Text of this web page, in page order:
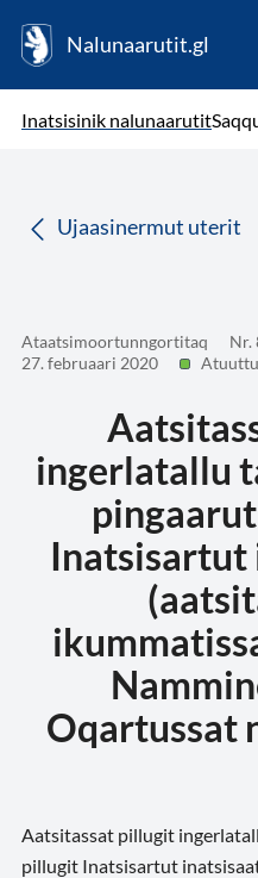
Nalunaarutit.gl
Inatsisinik nalunaarutit
Ujaasinermut uterit
Ataatsimoortunngortitaq
Nr.
27. februaari 2020
ingerlatallu
Inatsisartut
Oqartussat
Aatsitassat pillugit
pillugit Inatsisartut